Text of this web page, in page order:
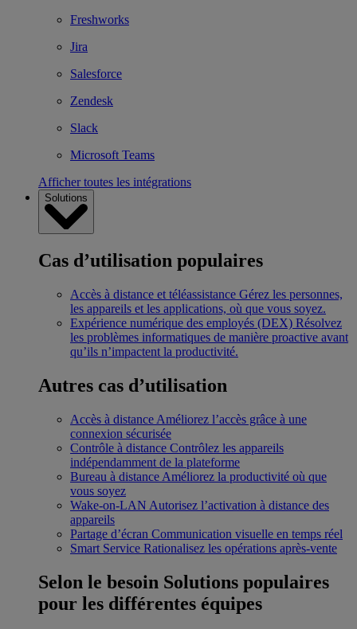
Freshworks
Jira
Salesforce
Zendesk
Slack
Microsoft Teams
Afficher toutes les intégrations
Solutions
Cas d’utilisation populaires
Accès à distance et téléassistance Gérez les personnes,
les appareils et les applications, où que vous soyez.
Expérience numérique des employés (DEX) Résolvez
les problèmes informatiques de manière proactive avant
qu’ils n’impactent la productivité.
Autres cas d’utilisation
Accès à distance Améliorez l’accès grâce à une
connexion sécurisée
Contrôle à distance Contrôlez les appareils
indépendamment de la plateforme
Bureau à distance Améliorez la productivité où que
vous soyez
Wake-on-LAN Autorisez l’activation à distance des
appareils
Partage d’écran Communication visuelle en temps réel
Smart Service Rationalisez les opérations après-vente
Selon le besoin Solutions populaires
pour les différentes équipes